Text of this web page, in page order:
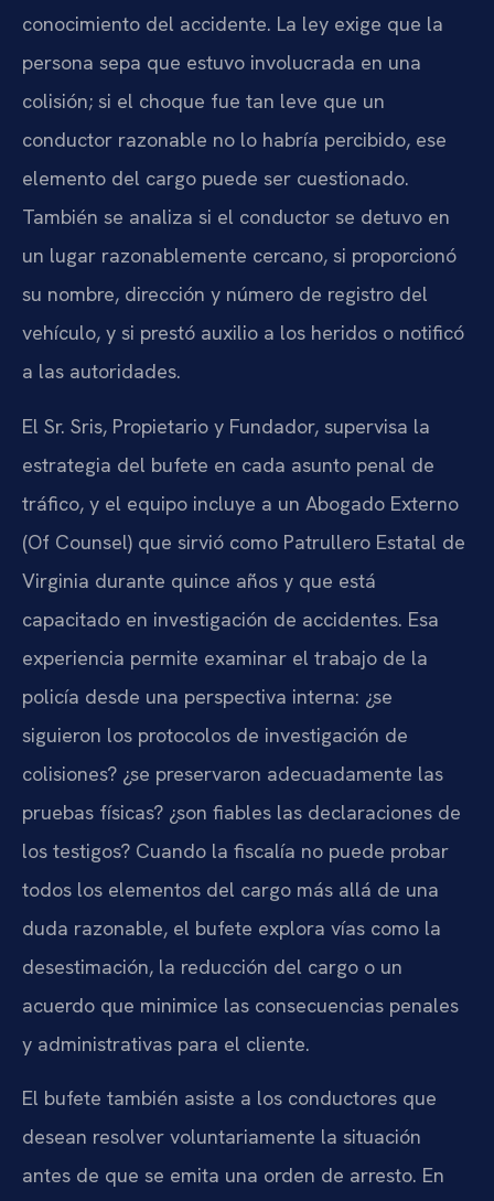
conocimiento del accidente. La ley exige que la
persona sepa que estuvo involucrada en una
colisión; si el choque fue tan leve que un
conductor razonable no lo habría percibido, ese
elemento del cargo puede ser cuestionado.
También se analiza si el conductor se detuvo en
un lugar razonablemente cercano, si proporcionó
su nombre, dirección y número de registro del
vehículo, y si prestó auxilio a los heridos o notificó
a las autoridades.
El Sr. Sris, Propietario y Fundador, supervisa la
estrategia del bufete en cada asunto penal de
tráfico, y el equipo incluye a un Abogado Externo
(Of Counsel) que sirvió como Patrullero Estatal de
Virginia durante quince años y que está
capacitado en investigación de accidentes. Esa
experiencia permite examinar el trabajo de la
policía desde una perspectiva interna: ¿se
siguieron los protocolos de investigación de
colisiones? ¿se preservaron adecuadamente las
pruebas físicas? ¿son fiables las declaraciones de
los testigos? Cuando la fiscalía no puede probar
todos los elementos del cargo más allá de una
duda razonable, el bufete explora vías como la
desestimación, la reducción del cargo o un
acuerdo que minimice las consecuencias penales
y administrativas para el cliente.
El bufete también asiste a los conductores que
desean resolver voluntariamente la situación
antes de que se emita una orden de arresto. En